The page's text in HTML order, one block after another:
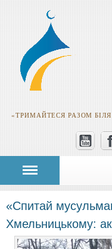
«ТРИМАЙТЕСЯ РАЗОМ
«Спитай
Хмельницькому: